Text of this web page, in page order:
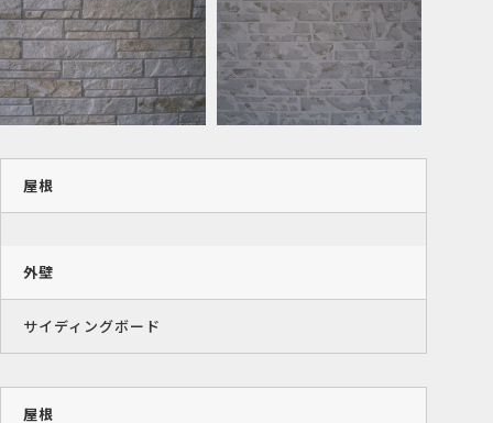
屋根
外壁
サイディングボード
屋根